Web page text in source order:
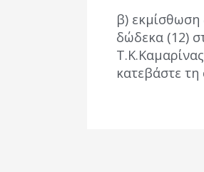
β) εκμίσθωση
δώδεκα (12)
κατεβάστε τη